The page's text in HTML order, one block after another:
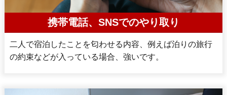
携帯電話、SNSでのやり取り
二人で宿泊したことを匂わせる内容、例えば泊りの旅行
の約束などが入っている場合、強いです。